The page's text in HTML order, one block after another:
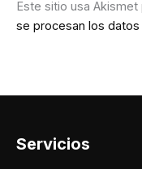
Este sitio usa
se procesan los
Servicios